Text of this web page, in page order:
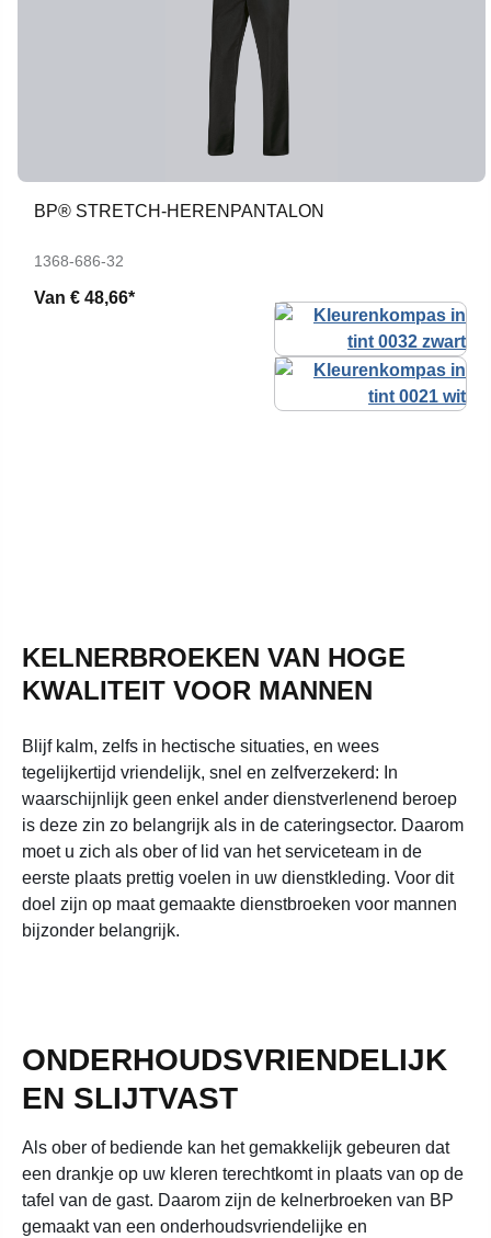
BP® STRETCH-HERENPANTALON
1368-686-32
Van € 48,66*
KELNERBROEKEN VAN HOGE
KWALITEIT VOOR MANNEN
Blijf kalm, zelfs in hectische situaties, en wees
tegelijkertijd vriendelijk, snel en zelfverzekerd: In
waarschijnlijk geen enkel ander dienstverlenend beroep
is deze zin zo belangrijk als in de cateringsector. Daarom
moet u zich als ober of lid van het serviceteam in de
eerste plaats prettig voelen in uw dienstkleding. Voor dit
doel zijn op maat gemaakte dienstbroeken voor mannen
bijzonder belangrijk.
ONDERHOUDSVRIENDELIJK
EN SLIJTVAST
Als ober of bediende kan het gemakkelijk gebeuren dat
een drankje op uw kleren terechtkomt in plaats van op de
tafel van de gast. Daarom zijn de kelnerbroeken van BP
gemaakt van een onderhoudsvriendelijke en